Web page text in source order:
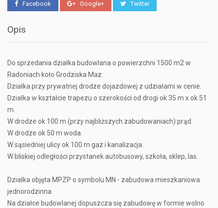
Facebook Google+ Twitter
Opis
Do sprzedania działka budowlana o powierzchni 1500 m2 w
Radoniach koło Grodziska Maz.
Działka przy prywatnej drodze dojazdowej z udziałami w cenie.
Działka w kształcie trapezu o szerokości od drogi ok 35 m x ok 51
m.
W drodze ok 100 m (przy najbliższych zabudowaniach) prąd.
W drodze ok 50 m woda.
W sąsiedniej ulicy ok 100 m gaz i kanalizacja.
W bliskiej odległości przystanek autobusowy, szkoła, sklep, las.
Działka objęta MPZP o symbolu MN - zabudowa mieszkaniowa
jednorodzinna
Na działce budowlanej dopuszcza się zabudowę w formie wolno